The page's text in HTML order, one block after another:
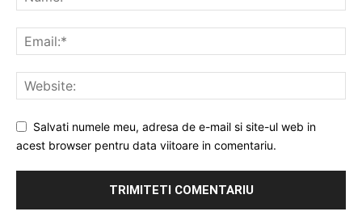
Salvati numele meu, adresa de e-mail si site-ul web in
acest browser pentru data viitoare in comentariu.